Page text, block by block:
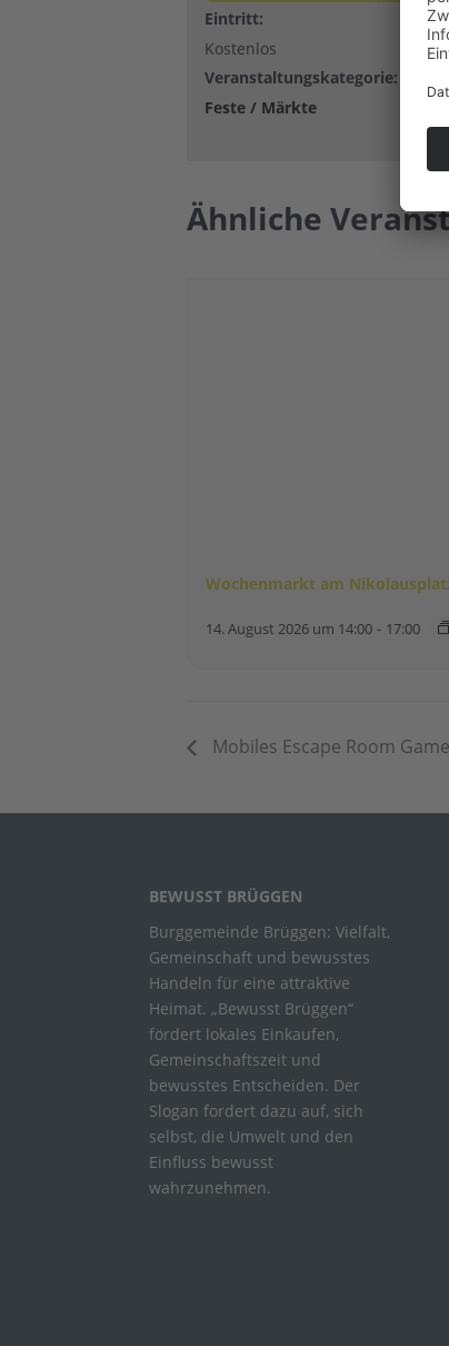
Eintritt:
Kostenlos
Veranstaltungskategorie:
Feste / Märkte
Ähnliche
Wochenmarkt am
14. August 2026 um 14:00 - 17:00
Mobiles Escape Room
BEWUSST BRÜGGEN
Burggemeinde Brüggen: Vielfalt,
Gemeinschaft und bewusstes
Handeln für eine attraktive
Heimat. „Bewusst Brüggen“
fördert lokales Einkaufen,
Gemeinschaftszeit und
bewusstes Entscheiden. Der
Slogan fordert dazu auf, sich
selbst, die Umwelt und den
Einfluss bewusst
wahrzunehmen.